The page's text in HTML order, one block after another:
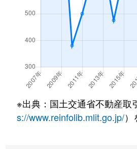
※出典：国土交通省不動産取
s://www.reinfolib.mlit.go.jp/）